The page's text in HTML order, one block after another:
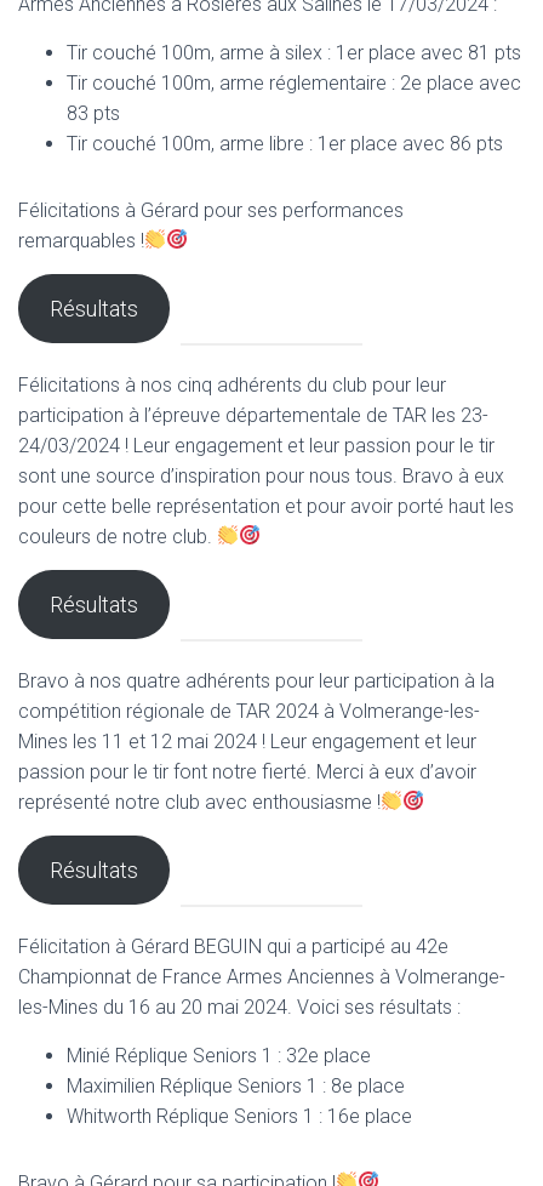
Tir couché 100m, arme à silex : 1er place avec 81 pts
Tir couché 100m, arme réglementaire : 2e place avec
83 pts
Tir couché 100m, arme libre : 1er place avec 86 pts
Félicitations à Gérard pour ses performances
remarquables !
Résultats
Félicitations à nos cinq adhérents du club pour leur
participation à l’épreuve départementale de TAR les 23-
24/03/2024 ! Leur engagement et leur passion pour le tir
sont une source d’inspiration pour nous tous. Bravo à eux
pour cette belle représentation et pour avoir porté haut les
couleurs de notre club.
Résultats
Bravo à nos quatre adhérents pour leur participation à la
compétition régionale de TAR 2024 à Volmerange-les-
Mines les 11 et 12 mai 2024 ! Leur engagement et leur
passion pour le tir font notre fierté. Merci à eux d’avoir
représenté notre club avec enthousiasme !
Résultats
Félicitation à Gérard BEGUIN qui a participé au 42e
Championnat de France Armes Anciennes à Volmerange-
les-Mines du 16 au 20 mai 2024. Voici ses résultats :
Minié Réplique Seniors 1 : 32e place
Maximilien Réplique Seniors 1 : 8e place
Whitworth Réplique Seniors 1 : 16e place